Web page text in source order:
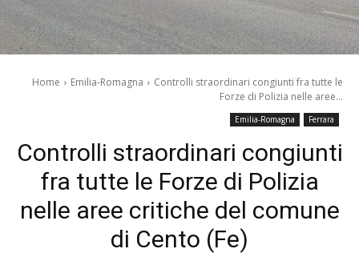
Home Emilia-Romagna
Controlli straordinari congiunti fra tutte le
Forze di Polizia nelle aree...
Emilia-Romagna Ferrara
Controlli straordinari congiunti
fra tutte le Forze di Polizia
nelle aree critiche del comune
di Cento (Fe)